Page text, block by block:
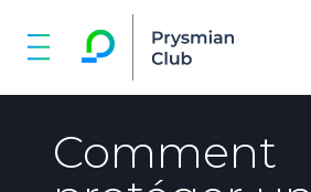
Comment